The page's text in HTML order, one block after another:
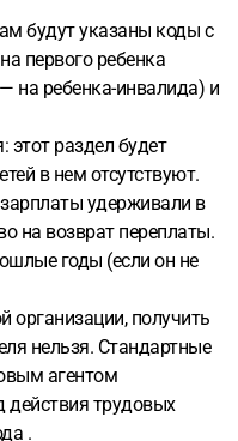
будут указаны коды с
первого ребенка
на ребенка-инвалида) и
этот раздел будет
в нем отсутствуют.
удерживали в
на возврат переплаты.
годы (если он не
организации, получить
нельзя. Стандартные
агентом
действия трудовых
.